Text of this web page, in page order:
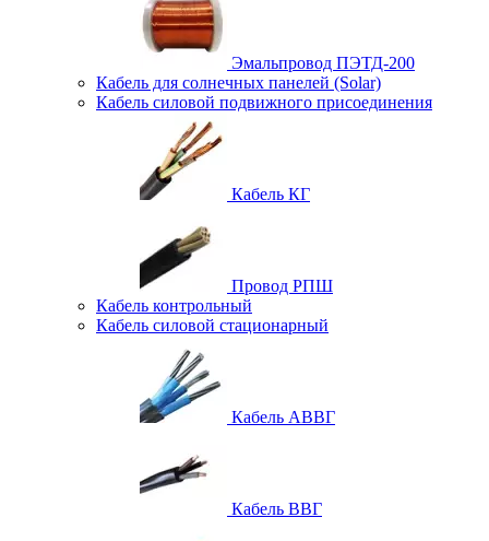
Эмальпровод ПЭТД-200
Кабель для солнечных панелей (Solar)
Кабель силовой подвижного присоединения
Кабель КГ
Провод РПШ
Кабель контрольный
Кабель силовой стационарный
Кабель АВВГ
Кабель ВВГ